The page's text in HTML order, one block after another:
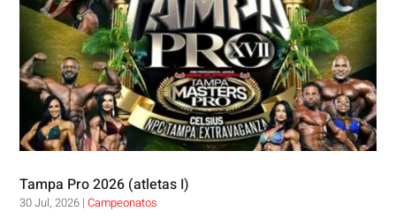
Tampa Pro 2026 (atletas I)
30 Jul, 2026 |Campeonatos